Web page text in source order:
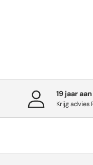
19 jaar
Krijg advies